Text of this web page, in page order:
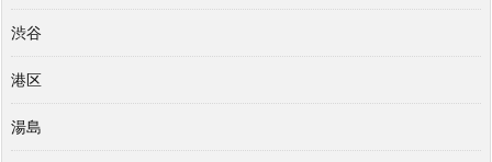
渋谷
港区
湯島